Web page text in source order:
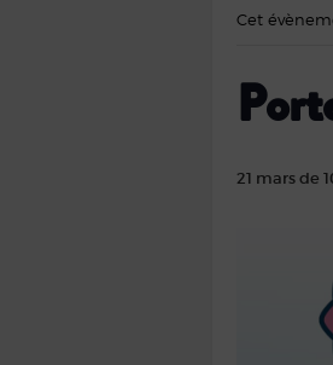
Cet
21 mars de